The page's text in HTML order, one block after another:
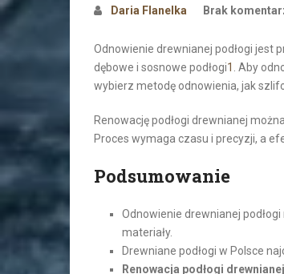
Daria Flanelka Brak
Odnowienie drewnianej podłogi jest
dębowe i sosnowe podłogi1 . Aby
wybierz metodę odnowienia, jak
Renowację podłogi drewnianej
Proces wymaga czasu i precyzji, a
Podsumowanie
Odnowienie drewnianej
materiały.
Drewniane podłogi w Polsce
Renowacja podłogi drewnianej